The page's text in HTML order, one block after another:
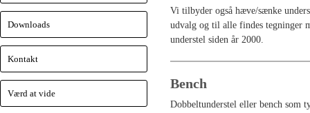
Vi tilbyder også hæve/sænke
udvalg og til alle findes tegninger
understel siden år 2000.
Bench
Dobbeltunderstel eller bench som
Downloads
Kontakt
Værd at vide